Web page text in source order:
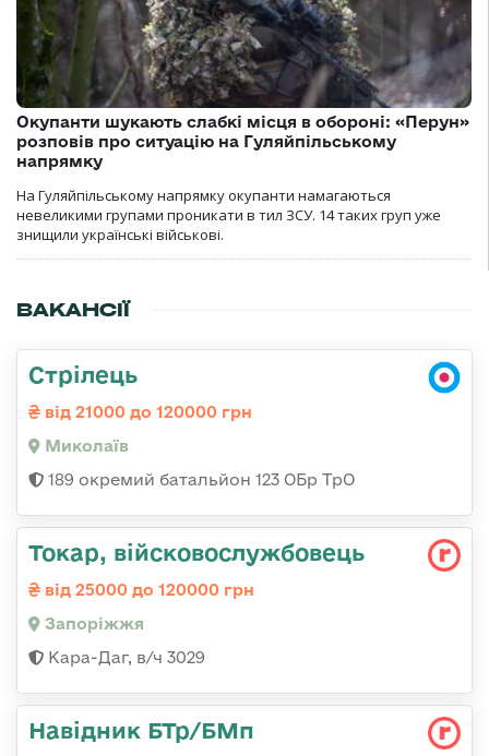
Окупанти шукають слабкі місця в обороні: «Перун»
розповів про ситуацію на Гуляйпільському
напрямку
На Гуляйпільському напрямку окупанти намагаються
невеликими групами проникати в тил ЗСУ. 14 таких груп уже
знищили українські військові.
ВАКАНСІЇ
Стрілець
від 21000 до 120000 грн
Миколаїв
189 окремий батальйон 123 ОБр ТрО
Токар, війсковослужбовець
від 25000 до 120000 грн
Запоріжжя
Кара-Даг, в/ч 3029
Навідник БТр/БМп